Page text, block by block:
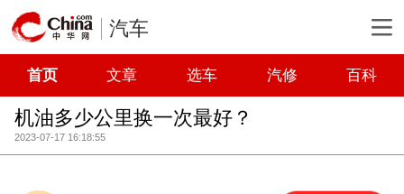
汽车
首页 文章 选车 汽修 百科
机油多少公里换一次最好？
2023-07-17 16:18:55